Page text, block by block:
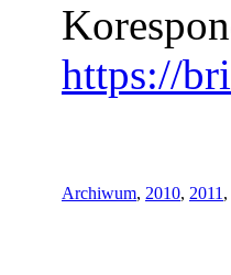
https://
Archiwum, 2010, 2011 ,